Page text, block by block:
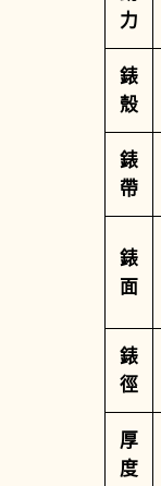
力
錶
殼
錶
帶
錶
面
錶
徑
厚
度